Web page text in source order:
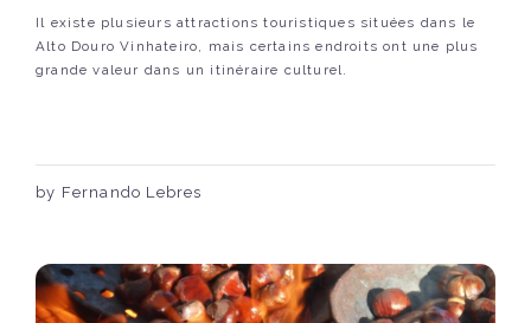
Il existe plusieurs attractions touristiques situées dans le
Alto Douro Vinhateiro, mais certains endroits ont une plus
grande valeur dans un itinéraire culturel.
by Fernando Lebres